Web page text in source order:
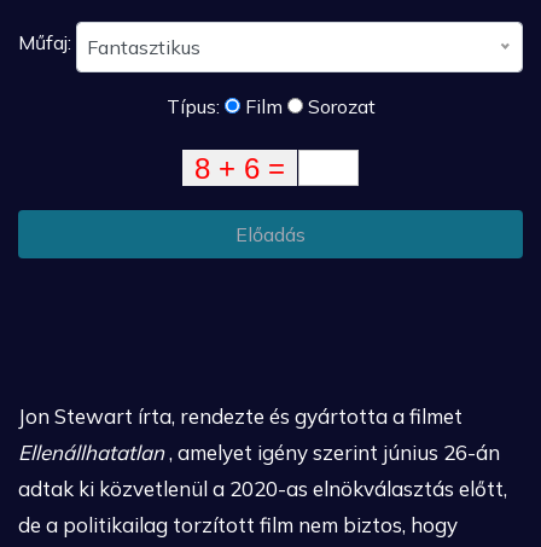
Műfaj: Fantasztikus
Típus: Film Sorozat
Előadás
Jon Stewart írta, rendezte és gyártotta a filmet
Ellenállhatatlan, amelyet igény szerint június 26-án
adtak ki közvetlenül a 2020-as elnökválasztás előtt,
de a politikailag torzított film nem biztos, hogy